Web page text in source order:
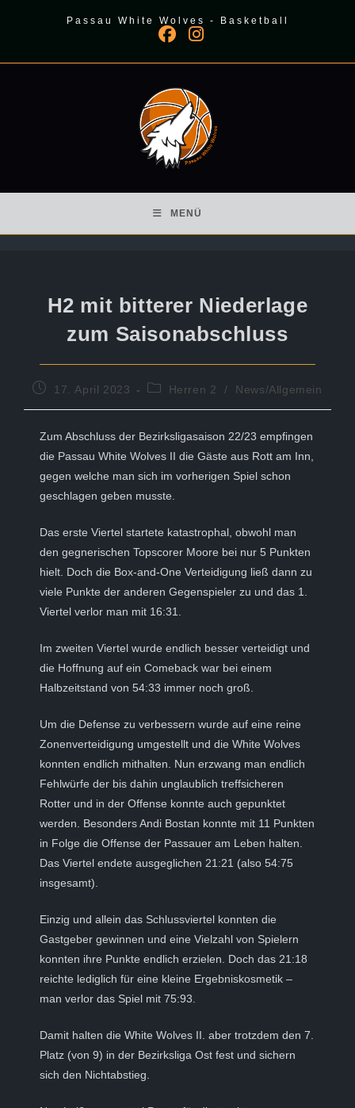
Passau White Wolves - Basketball
MENÜ
H2 mit bitterer Niederlage
zum Saisonabschluss
Beitrag17. April 2023
Beitrags-
Herren 2 / News/Allgemein
Zum Abschluss der Bezirksligasaison 22/23 empfingen
die Passau White Wolves II die Gäste aus Rott am Inn,
gegen welche man sich im vorherigen Spiel schon
geschlagen geben musste.
Das erste Viertel startete katastrophal, obwohl man
den gegnerischen Topscorer Moore bei nur 5 Punkten
hielt. Doch die Box-and-One Verteidigung ließ dann zu
viele Punkte der anderen Gegenspieler zu und das 1.
Viertel verlor man mit 16:31.
Im zweiten Viertel wurde endlich besser verteidigt und
die Hoffnung auf ein Comeback war bei einem
Halbzeitstand von 54:33 immer noch groß.
Um die Defense zu verbessern wurde auf eine reine
Zonenverteidigung umgestellt und die White Wolves
konnten endlich mithalten. Nun erzwang man endlich
Fehlwürfe der bis dahin unglaublich treffsicheren
Rotter und in der Offense konnte auch gepunktet
werden. Besonders Andi Bostan konnte mit 11 Punkten
in Folge die Offense der Passauer am Leben halten.
Das Viertel endete ausgeglichen 21:21 (also 54:75
insgesamt).
Einzig und allein das Schlussviertel konnten die
Gastgeber gewinnen und eine Vielzahl von Spielern
konnten ihre Punkte endlich erzielen. Doch das 21:18
reichte lediglich für eine kleine Ergebniskosmetik –
man verlor das Spiel mit 75:93.
Damit halten die White Wolves II. aber trotzdem den 7.
Platz (von 9) in der Bezirksliga Ost fest und sichern
sich den Nichtabstieg.